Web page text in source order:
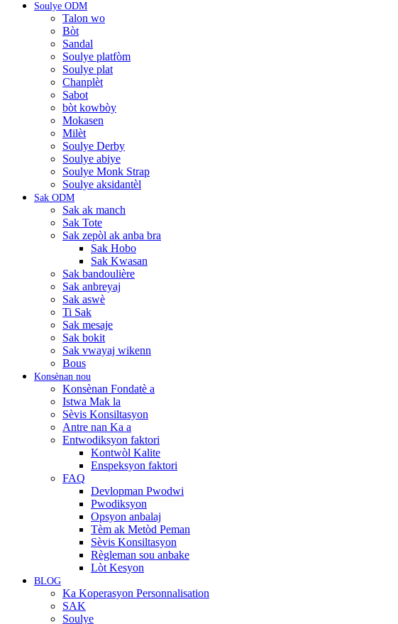
Soulye ODM
Talon wo
Bòt
Sandal
Soulye platfòm
Soulye plat
Chanplèt
Sabot
bòt kowbòy
Mokasen
Milèt
Soulye Derby
Soulye abiye
Soulye Monk Strap
Soulye aksidantèl
Sak ODM
Sak ak manch
Sak Tote
Sak zepòl ak anba bra
Sak Hobo
Sak Kwasan
Sak bandoulière
Sak anbreyaj
Sak aswè
Ti Sak
Sak mesaje
Sak bokit
Sak vwayaj wikenn
Bous
Konsènan nou
Konsènan Fondatè a
Istwa Mak la
Sèvis Konsiltasyon
Antre nan Ka a
Entwodiksyon faktori
Kontwòl Kalite
Enspeksyon faktori
FAQ
Devlopman Pwodwi
Pwodiksyon
Opsyon anbalaj
Tèm ak Metòd Peman
Sèvis Konsiltasyon
Règleman sou anbake
Lòt Kesyon
BLOG
Ka Koperasyon Personnalisation
SAK
Soulye